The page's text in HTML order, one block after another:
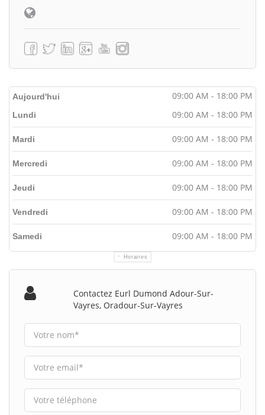
Aujourd'hui 09:00 AM - 18:00 PM
Horaires
Lundi 09:00 AM - 18:00 PM
Mardi 09:00 AM - 18:00 PM
Mercredi 09:00 AM - 18:00 PM
Jeudi 09:00 AM - 18:00 PM
Vendredi 09:00 AM - 18:00 PM
Samedi 09:00 AM - 18:00 PM
Contactez Eurl Dumond Adour-Sur-
Vayres, Oradour-Sur-Vayres